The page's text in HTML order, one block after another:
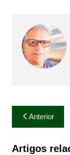
Navegação
de
Post
Anterior
Artigos